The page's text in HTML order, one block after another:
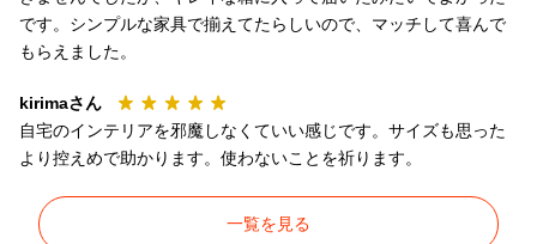
です。シンプルな家具で揃えてたらしいので、マッチして喜んで
もらえました。
kirimaさん
自宅のインテリアを邪魔しなくていい感じです。サイズも思った
より控えめで助かります。使わないことを祈ります。
一覧を見る